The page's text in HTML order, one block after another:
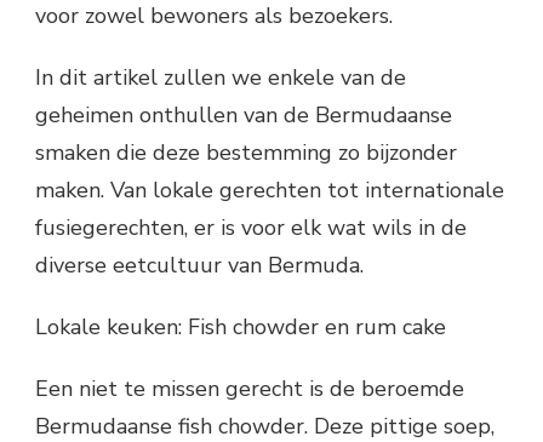
voor zowel bewoners als bezoekers.
In dit artikel zullen we enkele van de
geheimen onthullen van de Bermudaanse
smaken die deze bestemming zo bijzonder
maken. Van lokale gerechten tot internationale
fusiegerechten, er is voor elk wat wils in de
diverse eetcultuur van Bermuda.
Lokale keuken: Fish chowder en rum cake
Een niet te missen gerecht is de beroemde
Bermudaanse fish chowder. Deze pittige soep,